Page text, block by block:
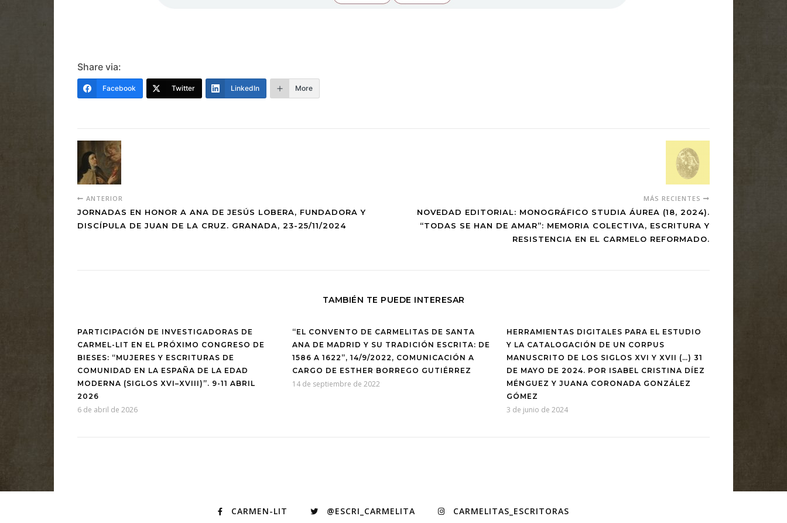
Share via:
Facebook Twitter LinkedIn More
ANTERIOR
JORNADAS EN HONOR A ANA DE JESÚS LOBERA, FUNDADORA Y
DISCÍPULA DE JUAN DE LA CRUZ. GRANADA, 23-25/11/2024
MÁS RECIENTES
NOVEDAD EDITORIAL: MONOGRÁFICO STUDIA ÁUREA (18, 2024).
“TODAS SE HAN DE AMAR”: MEMORIA COLECTIVA, ESCRITURA Y
RESISTENCIA EN EL CARMELO REFORMADO.
TAMBIÉN TE PUEDE INTERESAR
PARTICIPACIÓN DE INVESTIGADORAS DE
CARMEL-LIT EN EL PRÓXIMO CONGRESO DE
BIESES: “MUJERES Y ESCRITURAS DE
COMUNIDAD EN LA ESPAÑA DE LA EDAD
MODERNA (SIGLOS XVI–XVIII)”. 9-11 ABRIL
2026
6 de abril de 2026
“EL CONVENTO DE CARMELITAS DE SANTA
ANA DE MADRID Y SU TRADICIÓN ESCRITA: DE
1586 A 1622”, 14/9/2022, COMUNICACIÓN A
CARGO DE ESTHER BORREGO GUTIÉRREZ
14 de septiembre de 2022
HERRAMIENTAS DIGITALES PARA EL ESTUDIO
Y LA CATALOGACIÓN DE UN CORPUS
MANUSCRITO DE LOS SIGLOS XVI Y XVII (…) 31
DE MAYO DE 2024. POR ISABEL CRISTINA DÍEZ
MÉNGUEZ Y JUANA CORONADA GONZÁLEZ
GÓMEZ
3 de junio de 2024
CARMEN-LIT @ESCRI_CARMELITA CARMELITAS_ESCRITORAS